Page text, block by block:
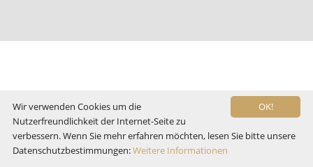
OK!
Wir verwenden Cookies um die
Nutzerfreundlichkeit der Internet-Seite zu
verbessern. Wenn Sie mehr erfahren möchten, lesen Sie bitte unsere
Datenschutzbestimmungen:Weitere Informationen